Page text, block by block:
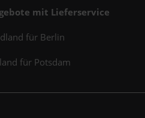
mit Lieferservice
für Berlin
für Potsdam